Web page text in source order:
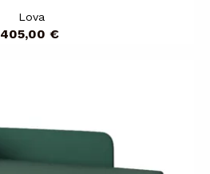
Lova
Kaina
405,00 €